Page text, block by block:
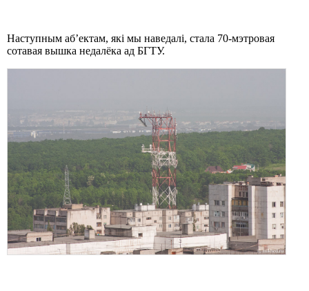
Наступным аб’ектам, які мы наведалі, стала 70-мэтровая
сотавая вышка недалёка ад БГТУ.